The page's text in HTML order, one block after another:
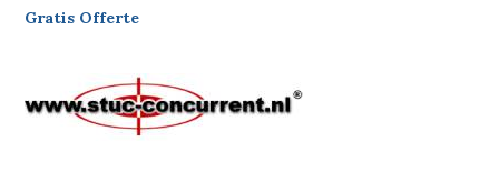
Gratis Offerte